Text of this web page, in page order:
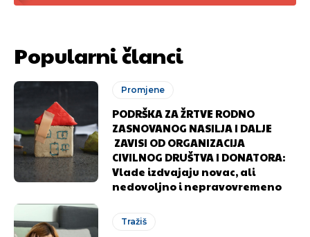
Popularni članci
Promjene
PODRŠKA ZA ŽRTVE RODNO
ZASNOVANOG NASILJA I DALJE
ZAVISI OD ORGANIZACIJA
CIVILNOG DRUŠTVA I DONATORA:
Vlade izdvajaju novac, ali
nedovoljno i nepravovremeno
Tražiš